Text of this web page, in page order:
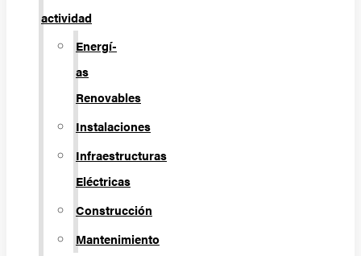
actividad
Energí­
as
Renovables
Instalaciones
Infraestructuras
Eléctricas
Construcción
Mantenimiento